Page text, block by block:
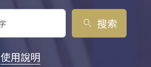
search 搜索
使用說明